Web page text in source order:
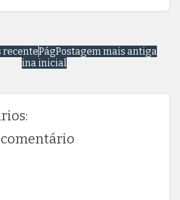
recente Postagem mais antiga
Pág
ina inicial